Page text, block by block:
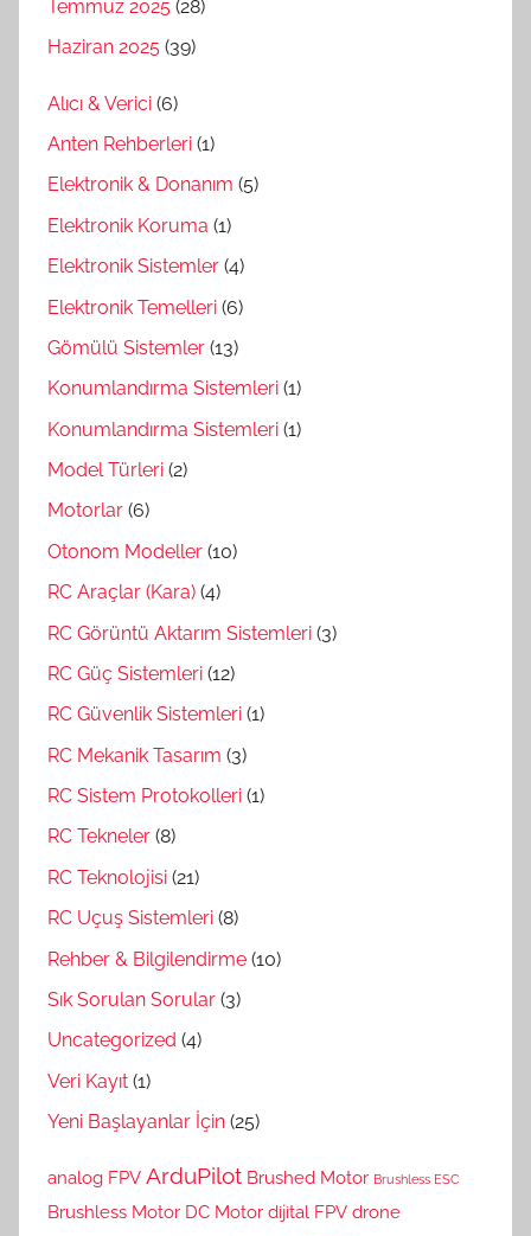
Temmuz 2025 (28)
Haziran 2025 (39)
Alıcı & Verici (6)
Anten Rehberleri (1)
Elektronik & Donanım (5)
Elektronik Koruma (1)
Elektronik Sistemler (4)
Elektronik Temelleri (6)
Gömülü Sistemler (13)
Konumlandırma Sistemleri (1)
Konumlandırma Sistemleri (1)
Model Türleri (2)
Motorlar (6)
Otonom Modeller (10)
RC Araçlar (Kara) (4)
RC Görüntü Aktarım Sistemleri (3)
RC Güç Sistemleri (12)
RC Güvenlik Sistemleri (1)
RC Mekanik Tasarım (3)
RC Sistem Protokolleri (1)
RC Tekneler (8)
RC Teknolojisi (21)
RC Uçuş Sistemleri (8)
Rehber & Bilgilendirme (10)
Sık Sorulan Sorular (3)
Uncategorized (4)
Veri Kayıt (1)
Yeni Başlayanlar İçin (25)
analog FPV ArduPilot Brushed Motor Brushless ESC
Brushless Motor DC Motor dijital FPV drone